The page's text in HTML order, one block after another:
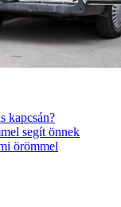
kapcsán?
segít önnek
örömmel